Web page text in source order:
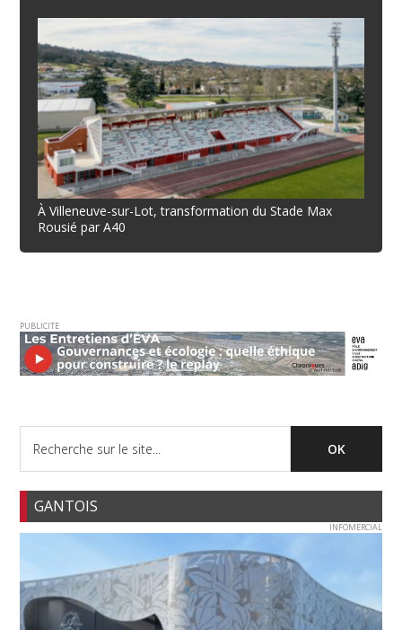
À Villeneuve-sur-Lot, transformation du Stade Max
Rousié par A40
PUBLICITE
GANTOIS
INFOMERCIAL